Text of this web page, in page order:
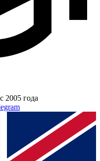
2005 года